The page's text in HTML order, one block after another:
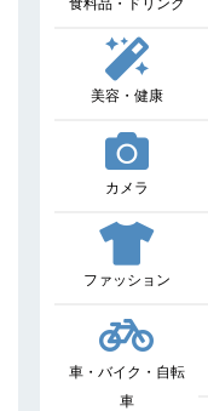
美容・健康
カメラ
ファッション
車・バイク・自転
車